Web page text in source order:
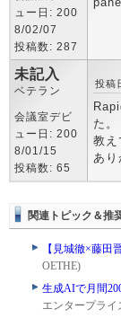
ュー日: 200
8/02/07
投稿数: 287
未記入
ベテラン
会議室デビ
ュー日: 200
8/01/15
投稿数: 65
投稿
た。
教え
あり
関連トピック＆推
【見城徹×藤
OETHE)
生成AIで月間
エンタープライ